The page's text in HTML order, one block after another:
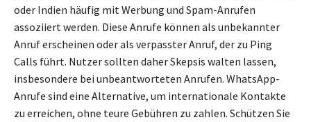
oder Indien häufig mit Werbung und Spam-Anrufen
assoziiert werden. Diese Anrufe können als unbekannter
Anruf erscheinen oder als verpasster Anruf, der zu Ping
Calls führt. Nutzer sollten daher Skepsis walten lassen,
insbesondere bei unbeantworteten Anrufen. WhatsApp-
Anrufe sind eine Alternative, um internationale Kontakte
zu erreichen, ohne teure Gebühren zu zahlen. Schützen Sie